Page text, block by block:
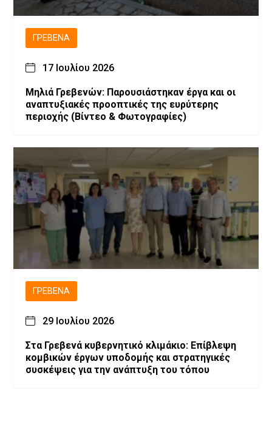
ΓΡΕΒΕΝΆ
17 Ιουλίου 2026
Μηλιά Γρεβενών: Παρουσιάστηκαν έργα και οι
αναπτυξιακές προοπτικές της ευρύτερης
περιοχής (Bίντεο & Φωτογραφίες)
ΓΡΕΒΕΝΆ
29 Ιουλίου 2026
Στα Γρεβενά κυβερνητικό κλιμάκιο: Επίβλεψη
κομβικών έργων υποδομής και στρατηγικές
συσκέψεις για την ανάπτυξη του τόπου